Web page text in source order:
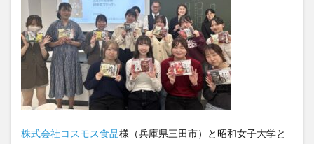
株式会社コスモス食品様（兵庫県三田市）と昭和女子大学と